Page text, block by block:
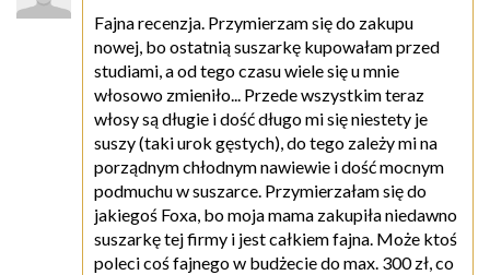
Fajna recenzja. Przymierzam się do zakupu
nowej, bo ostatnią suszarkę kupowałam przed
studiami, a od tego czasu wiele się u mnie
włosowo zmieniło... Przede wszystkim teraz
włosy są długie i dość długo mi się niestety je
suszy (taki urok gęstych), do tego zależy mi na
porządnym chłodnym nawiewie i dość mocnym
podmuchu w suszarce. Przymierzałam się do
jakiegoś Foxa, bo moja mama zakupiła niedawno
suszarkę tej firmy i jest całkiem fajna. Może ktoś
poleci coś fajnego w budżecie do max. 300 zł, co